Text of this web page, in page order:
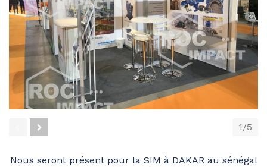
1/5
Nous seront présent pour la SIM à DAKAR au sénégal